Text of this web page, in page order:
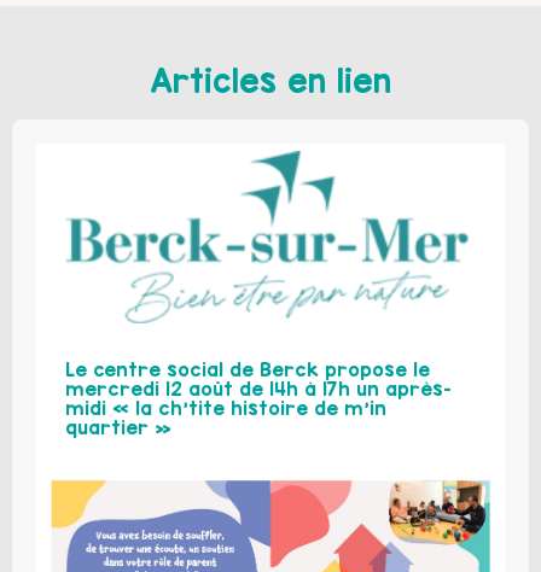
Articles en lien
Le centre social de Berck propose le
mercredi 12 août de 14h à 17h un après-
midi « la ch’tite histoire de m’in
quartier »